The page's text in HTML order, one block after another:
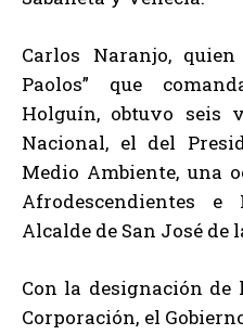
Carlos Naranjo,
Paolos” que
Holguín, obtuvo seis
Nacional, el del
Medio Ambiente, una
Afrodescendientes
Alcalde de San José de
Con la designación de
Corporación, el